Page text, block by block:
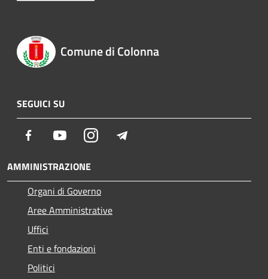
Comune di Colonna
SEGUICI SU
Facebook YoutubeInstagram
AMMINISTRAZIONE
Organi di Governo
Aree Amministrative
Uffici
Enti e fondazioni
Politici